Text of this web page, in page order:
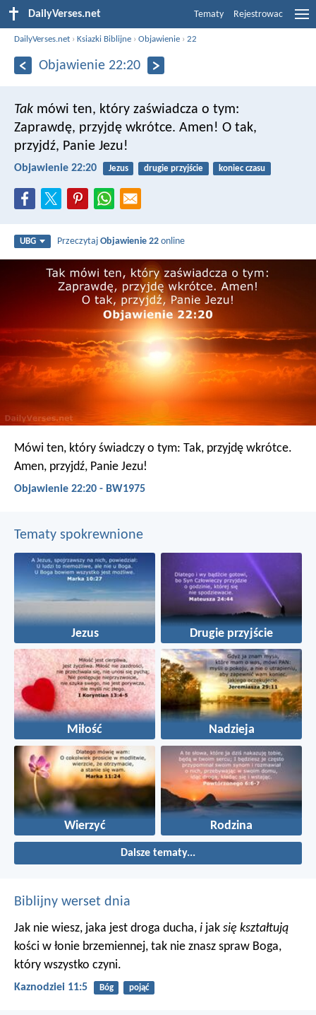
DailyVerses.net Tematy Rejestrowac
DailyVerses.net ›Ksiazki Biblijne ›Objawienie ›22
Objawienie 22:20
Tak mówi ten, który zaświadcza o tym:
Zaprawdę, przyjdę wkrótce. Amen! O tak,
przyjdź, Panie Jezu!
Objawienie 22:20 Jezus drugie przyjście koniec czasu
UBG PrzeczytajObjawienie 22 online
Mówi ten, który świadczy o tym: Tak, przyjdę wkrótce.
Amen, przyjdź, Panie Jezu!
Objawienie 22:20 - BW1975
Tematy spokrewnione
Jezus Drugie przyjście
Miłość Nadzieja
Wierzyć Rodzina
Dalsze tematy...
Biblijny werset dnia
Jak nie wiesz, jaka jest droga ducha, i jak się kształtują
kości w łonie brzemiennej, tak nie znasz spraw Boga,
który wszystko czyni.
Kaznodziei 11:5 Bóg pojąć